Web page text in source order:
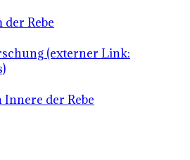
der Rebe
(externer Link:
Innere der Rebe